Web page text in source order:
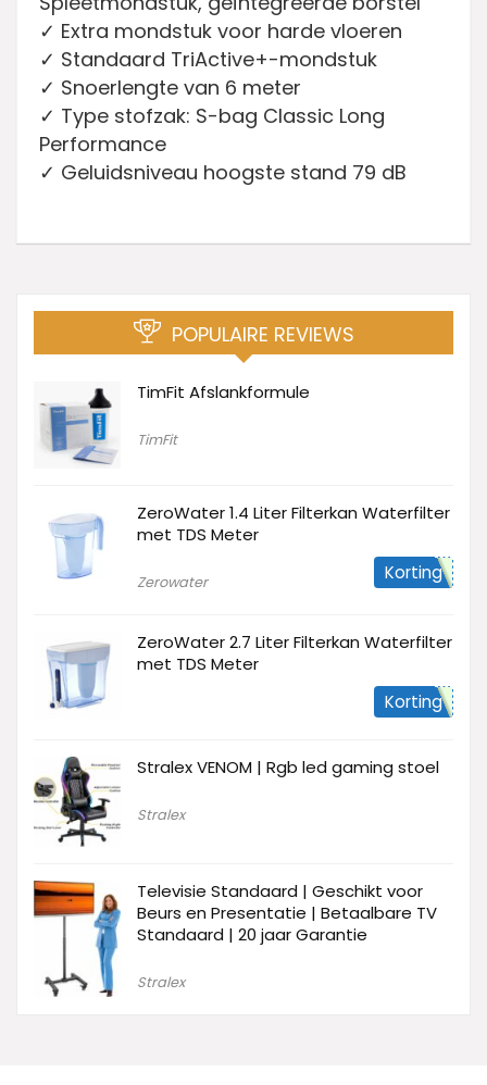
✓ Extra mondstuk voor harde vloeren
✓ Standaard TriActive+-mondstuk
✓ Snoerlengte van 6 meter
✓ Type stofzak: S-bag Classic Long
Performance
✓ Geluidsniveau hoogste stand 79 dB
POPULAIRE REVIEWS
TimFit Afslankformule
TimFit
ZeroWater 1.4 Liter Filterkan Waterfilter
met TDS Meter
Zerowater Korting
ZeroWater 2.7 Liter Filterkan Waterfilter
met TDS Meter
Korting
Stralex VENOM | Rgb led gaming stoel
Stralex
Televisie Standaard | Geschikt voor
Beurs en Presentatie | Betaalbare TV
Standaard | 20 jaar Garantie
Stralex